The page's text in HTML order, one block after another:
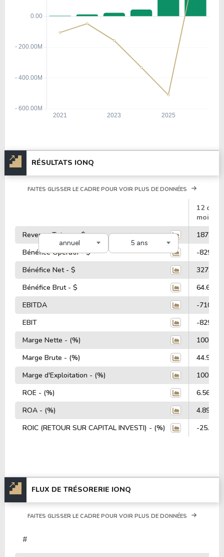
RÉSULTATS IONQ
annuel 5 ans
FAITES GLISSER LE CADRE POUR VOIR PLUS DE DONNÉES
12
mois
Revenus Totaux - $
187.12
Bénéfice Opératif - $
-829.54
Bénéfice Net - $
327.24
Bénéfice Brut - $
64.69
EBITDA
-710.98
EBIT
-829.54
Marge Nette - (%)
100.00%
Marge Brute - (%)
44.99%
Marge d'Exploitation - (%)
100.00%
ROE - (%)
6.56%
ROA - (%)
4.89%
ROIC (RETOUR SUR CAPITAL INVESTI) - (%)
-25.20%
FLUX DE TRÉSORERIE IONQ
FAITES GLISSER LE CADRE POUR VOIR PLUS DE DONNÉES
#